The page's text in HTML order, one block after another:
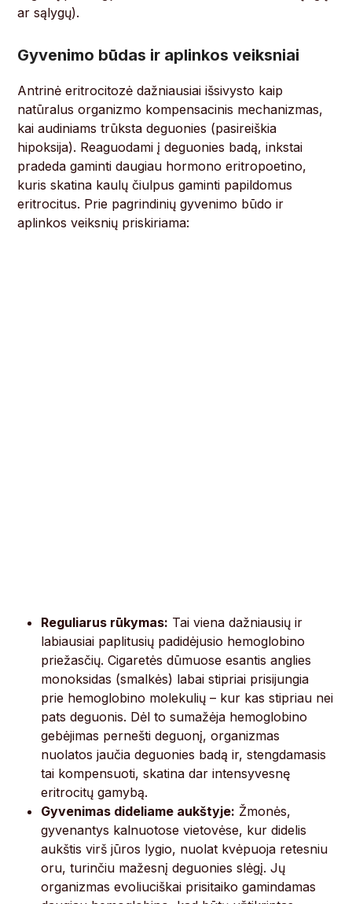
ar sąlygų).
Gyvenimo būdas ir aplinkos veiksniai
Antrinė eritrocitozė dažniausiai išsivysto kaip
natūralus organizmo kompensacinis mechanizmas,
kai audiniams trūksta deguonies (pasireiškia
hipoksija). Reaguodami į deguonies badą, inkstai
pradeda gaminti daugiau hormono eritropoetino,
kuris skatina kaulų čiulpus gaminti papildomus
eritrocitus. Prie pagrindinių gyvenimo būdo ir
aplinkos veiksnių priskiriama:
Reguliarus rūkymas: Tai viena dažniausių ir
labiausiai paplitusių padidėjusio hemoglobino
priežasčių. Cigaretės dūmuose esantis anglies
monoksidas (smalkės) labai stipriai prisijungia
prie hemoglobino molekulių – kur kas stipriau nei
pats deguonis. Dėl to sumažėja hemoglobino
gebėjimas pernešti deguonį, organizmas
nuolatos jaučia deguonies badą ir, stengdamasis
tai kompensuoti, skatina dar intensyvesnę
eritrocitų gamybą.
Gyvenimas dideliame aukštyje: Žmonės,
gyvenantys kalnuotose vietovėse, kur didelis
aukštis virš jūros lygio, nuolat kvėpuoja retesniu
oru, turinčiu mažesnį deguonies slėgį. Jų
organizmas evoliuciškai prisitaiko gamindamas